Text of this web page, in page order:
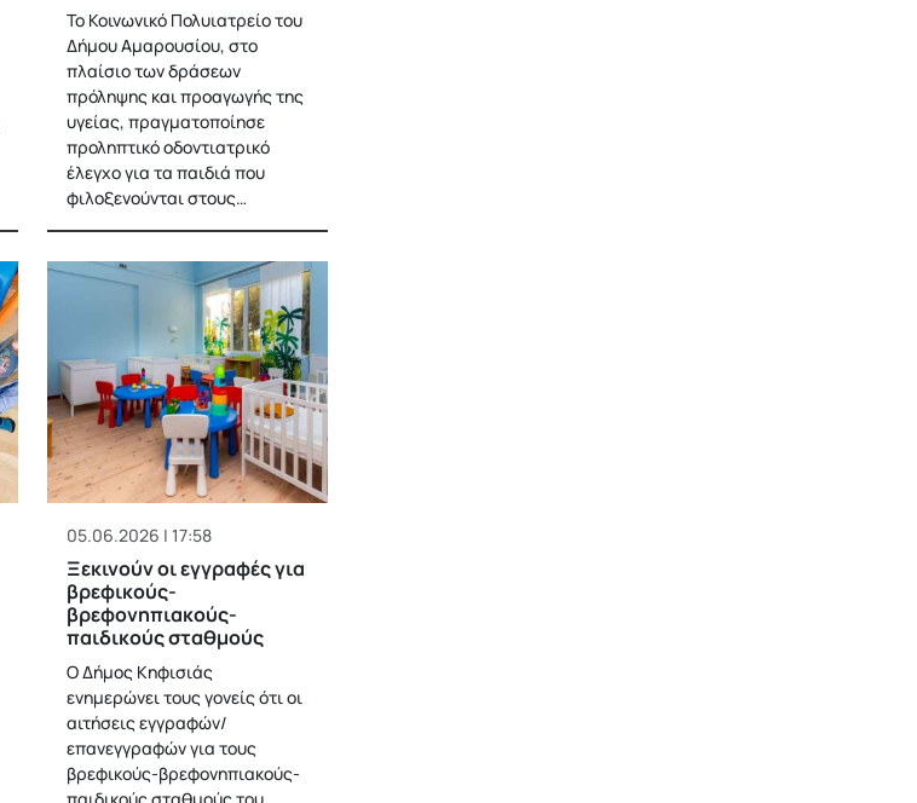
Το Κοινωνικό Πολυιατρείο του
Δήμου Αμαρουσίου, στο
πλαίσιο των δράσεων
πρόληψης και προαγωγής της
υγείας, πραγματοποίησε
προληπτικό οδοντιατρικό
έλεγχο για τα παιδιά που
φιλοξενούνται στους…
05.06.2026 | 17:58
Ξεκινούν οι εγγραφές για
βρεφικούς-
βρεφονηπιακούς-
παιδικούς σταθμούς
Ο Δήμος Κηφισιάς
ενημερώνει τους γονείς ότι οι
αιτήσεις εγγραφών/
επανεγγραφών για τους
βρεφικούς-βρεφονηπιακούς-